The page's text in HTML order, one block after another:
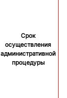
Срок
осуществления
административной
процедуры